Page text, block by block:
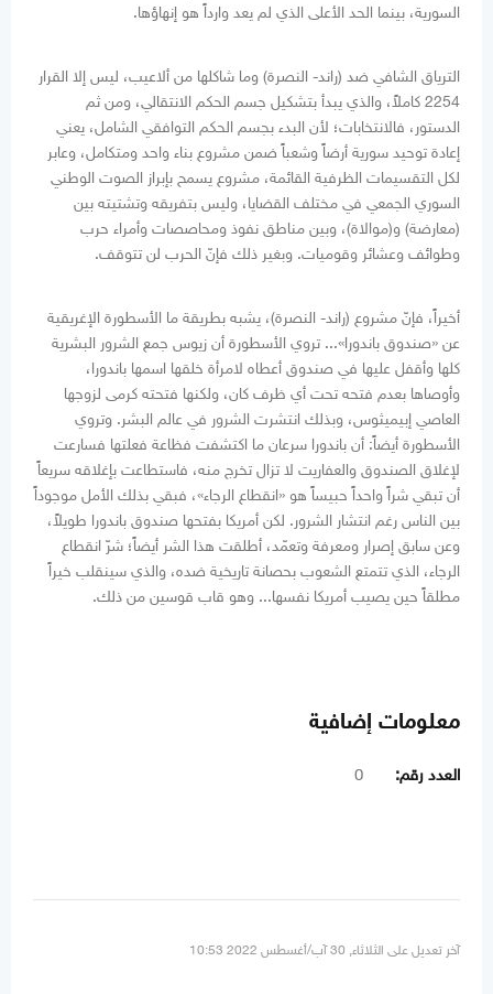
السورية، بينما الحد الأعلى الذي لم يعد وارداً هو إنهاؤها.
الترياق الشافي ضد (راند- النصرة) وما شاكلها من ألاعيب، ليس إلا القرار
2254 كاملاً، والذي يبدأ بتشكيل جسم الحكم الانتقالي، ومن ثم
الدستور، فالانتخابات؛ لأن البدء بجسم الحكم التوافقي الشامل، يعني
إعادة توحيد سورية أرضاً وشعباً ضمن مشروع بناء واحد ومتكامل، وعابر
لكل التقسيمات الظرفية القائمة، مشروع يسمح بإبراز الصوت الوطني
السوري الجمعي في مختلف القضايا، وليس بتفريقه وتشتيته بين
(معارضة) و(موالاة)، وبين مناطق نفوذ ومحاصصات وأمراء حرب
وطوائف وعشائر وقوميات. وبغير ذلك فإنّ الحرب لن تتوقف.
أخيراً، فإنّ مشروع (راند- النصرة)، يشبه بطريقة ما الأسطورة الإغريقية
عن «صندوق باندورا»... تروي الأسطورة أن زيوس جمع الشرور البشرية
كلها وأقفل عليها في صندوق أعطاه لامرأة خلقها اسمها باندورا،
وأوصاها بعدم فتحه تحت أي ظرف كان، ولكنها فتحته كرمى لزوجها
العاصي إبيميثوس، وبذلك انتشرت الشرور في عالم البشر. وتروي
الأسطورة أيضاً: أن باندورا سرعان ما اكتشفت فظاعة فعلتها فسارعت
لإغلاق الصندوق والعفاريت لا تزال تخرج منه، فاستطاعت بإغلاقه سريعاً
أن تبقي شراً واحداً حبيساً هو «انقطاع الرجاء»، فبقي بذلك الأمل موجوداً
بين الناس رغم انتشار الشرور. لكن أمريكا بفتحها صندوق باندورا طويلاً،
وعن سابق إصرار ومعرفة وتعمّد، أطلقت هذا الشر أيضاً؛ شرّ انقطاع
الرجاء، الذي تتمتع الشعوب بحصانة تاريخية ضده، والذي سينقلب خيراً
مطلقاً حين يصيب أمريكا نفسها... وهو قاب قوسين من ذلك.
معلومات إضافية
العدد رقم: 0
آخر تعديل على الثلاثاء, 30 آب/أغسطس 2022 10:53